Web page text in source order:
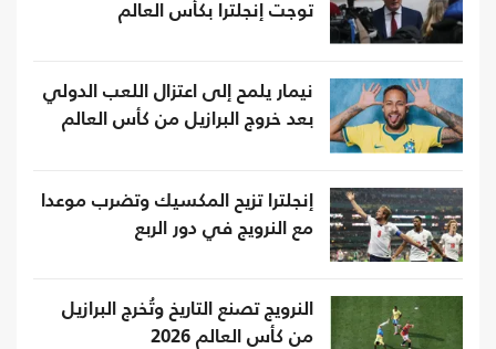
توجت إنجلترا بكأس العالم
نيمار يلمح إلى اعتزال اللعب الدولي
بعد خروج البرازيل من كأس العالم
إنجلترا تزيح المكسيك وتضرب موعدا
مع النرويج في دور الربع
النرويج تصنع التاريخ وتُخرج البرازيل
من كأس العالم 2026